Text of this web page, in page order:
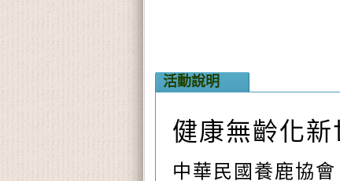
活動說明
健康無齡化新
中華民國養鹿協